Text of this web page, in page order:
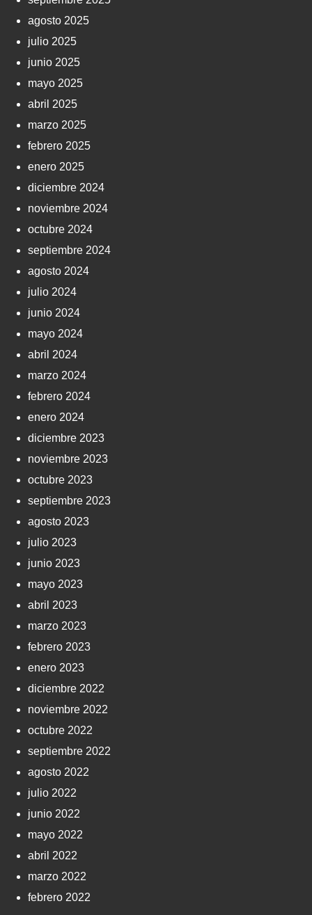
agosto 2025
julio 2025
junio 2025
mayo 2025
abril 2025
marzo 2025
febrero 2025
enero 2025
diciembre 2024
noviembre 2024
octubre 2024
septiembre 2024
agosto 2024
julio 2024
junio 2024
mayo 2024
abril 2024
marzo 2024
febrero 2024
enero 2024
diciembre 2023
noviembre 2023
octubre 2023
septiembre 2023
agosto 2023
julio 2023
junio 2023
mayo 2023
abril 2023
marzo 2023
febrero 2023
enero 2023
diciembre 2022
noviembre 2022
octubre 2022
septiembre 2022
agosto 2022
julio 2022
junio 2022
mayo 2022
abril 2022
marzo 2022
febrero 2022